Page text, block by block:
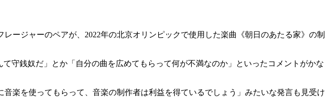
ジャーのペアが、2022年の北京オリンピックで使用した楽曲《朝日のあたる家》の制
守銭奴だ」とか「自分の曲を広めてもらって何が不満なのか」といったコメントがかな
楽を使ってもらって、音楽の制作者は利益を得ているでしょう」みたいな発言も見受け